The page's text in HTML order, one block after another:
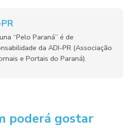
“Pelo Paraná” é de
da ADI-PR (Associação
e Portais do Paraná).
poderá gostar